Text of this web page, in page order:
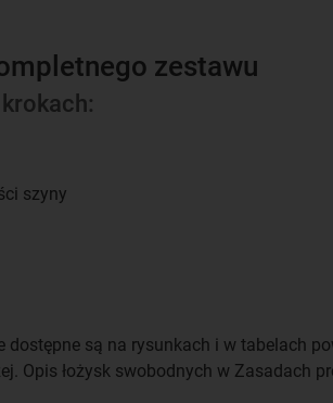
zestawu
szyny
dostępne są na rysunkach i w tabelach
Opis łożysk swobodnych w Zasadach